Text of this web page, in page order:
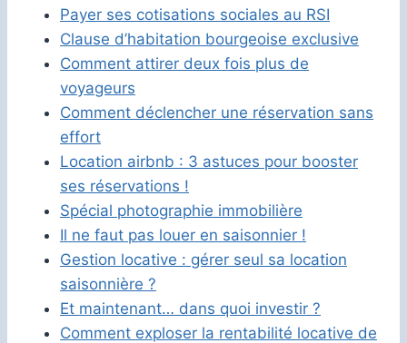
Payer ses cotisations sociales au RSI
Clause d’habitation bourgeoise exclusive
Comment attirer deux fois plus de
voyageurs
Comment déclencher une réservation sans
effort
Location airbnb : 3 astuces pour booster
ses réservations !
Spécial photographie immobilière
Il ne faut pas louer en saisonnier !
Gestion locative : gérer seul sa location
saisonnière ?
Et maintenant… dans quoi investir ?
Comment exploser la rentabilité locative de